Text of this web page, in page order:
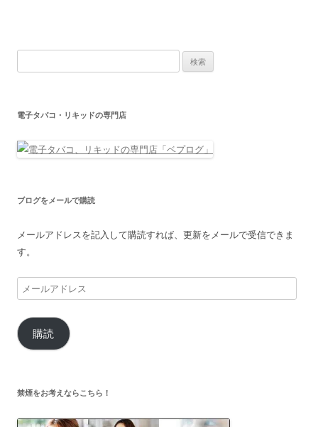
索:
電子タバコ・リキッドの専門店
ブログをメールで購読
メールアドレスを記入して購読すれば、更新をメールで受信できま
す。
メ
ー
ル
ア
ス
購読
禁煙をお考えならこちら！